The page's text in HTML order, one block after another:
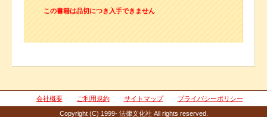
この書籍は品切につき入手できません
会社概要 ご利用規約 サイトマップ プライバシーポリシー
Copyright (C) 1999- 法律文化社 All rights reserved.